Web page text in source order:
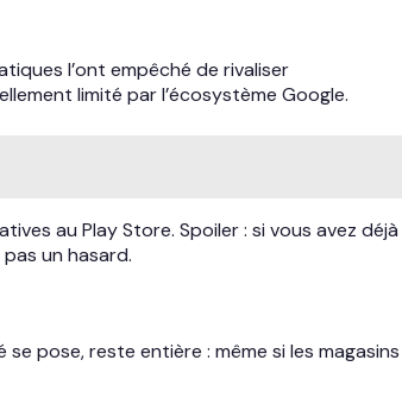
l’ont empêché de rivaliser
limité par l’écosystème Google.
au Play Store. Spoiler : si vous avez déjà
un hasard.
pose, reste entière : même si les magasins